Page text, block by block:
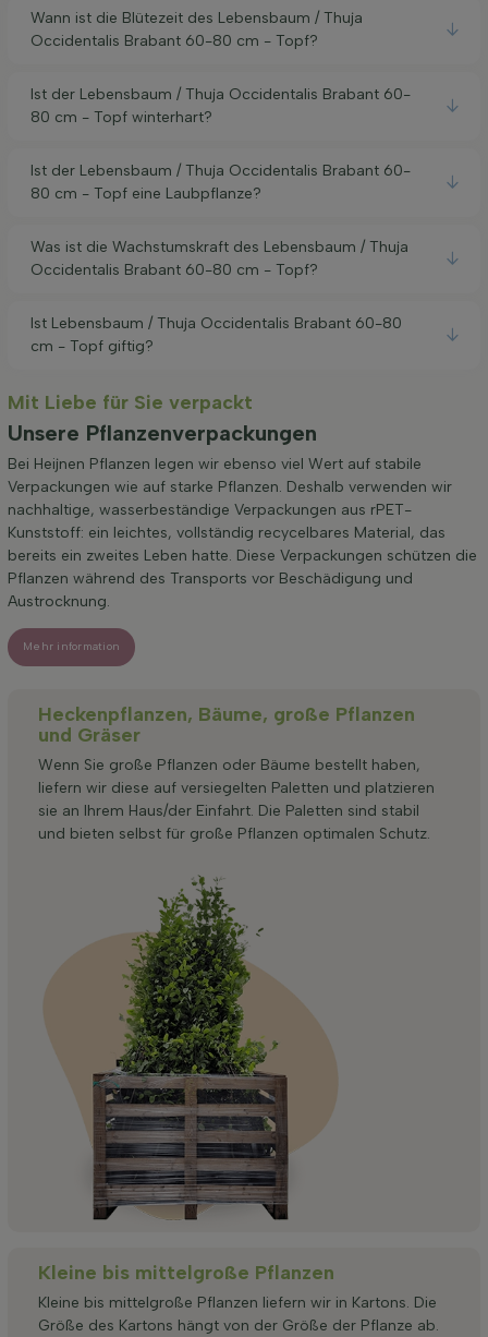
Wann ist die Blütezeit des Lebensbaum / Thuja
Occidentalis Brabant 60-80 cm - Topf?
Ist der Lebensbaum / Thuja Occidentalis Brabant 60-
80 cm - Topf winterhart?
Ist der Lebensbaum / Thuja Occidentalis Brabant 60-
80 cm - Topf eine Laubpflanze?
Was ist die Wachstumskraft des Lebensbaum / Thuja
Occidentalis Brabant 60-80 cm - Topf?
Ist Lebensbaum / Thuja Occidentalis Brabant 60-80
cm - Topf giftig?
Mit Liebe für Sie verpackt
Unsere Pflanzenverpackungen
Bei Heijnen Pflanzen legen wir ebenso viel Wert auf stabile
Verpackungen wie auf starke Pflanzen. Deshalb verwenden wir
nachhaltige, wasserbeständige Verpackungen aus rPET-
Kunststoff: ein leichtes, vollständig recycelbares Material, das
bereits ein zweites Leben hatte. Diese Verpackungen schützen die
Pflanzen während des Transports vor Beschädigung und
Austrocknung.
Mehr information
Heckenpflanzen, Bäume, große Pflanzen
und Gräser
Wenn Sie große Pflanzen oder Bäume bestellt haben,
liefern wir diese auf versiegelten Paletten und platzieren
sie an Ihrem Haus/der Einfahrt. Die Paletten sind stabil
und bieten selbst für große Pflanzen optimalen Schutz.
Kleine bis mittelgroße Pflanzen
Kleine bis mittelgroße Pflanzen liefern wir in Kartons. Die
Größe des Kartons hängt von der Größe der Pflanze ab.